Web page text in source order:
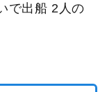
で出船 2人の